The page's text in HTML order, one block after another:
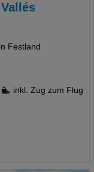
Festland
inkl. Zug zum Flug